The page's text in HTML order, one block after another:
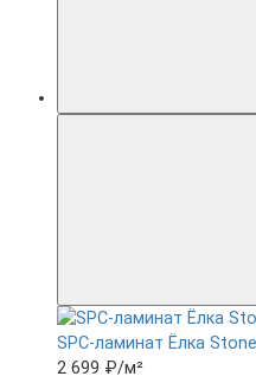
SPC-ламинат Ëлка
2 699 ₽/м²